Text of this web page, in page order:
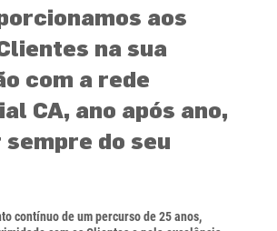
aos
na sua
com a rede
CA, ano após ano,
do seu
contínuo de um percurso de 25 anos,